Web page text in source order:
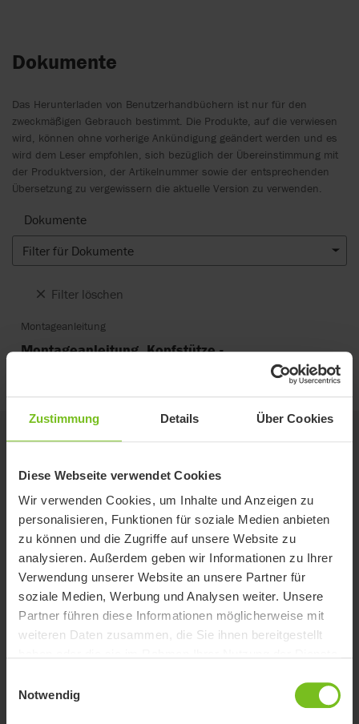
Zustimmung Details Über Cookies
Diese Webseite verwendet Cookies
Wir verwenden Cookies, um Inhalte und Anzeigen zu
personalisieren, Funktionen für soziale Medien anbieten
zu können und die Zugriffe auf unsere Website zu
analysieren. Außerdem geben wir Informationen zu Ihrer
Verwendung unserer Website an unsere Partner für
soziale Medien, Werbung und Analysen weiter. Unsere
Partner führen diese Informationen möglicherweise mit
weiteren Daten zusammen, die Sie ihnen bereitgestellt
Notwendig
Dokumente
Das Herunterladen von Benutzerhandbüchern ist nur für den
zweckmäßigen Gebrauch bestimmt. Die Produkte, auf die verwiesen
wird, können ohne vorherige Ankündigung geändert werden und es
wird dem Leser empfohlen, sich bezüglich der Übereinstimmung mit
der Produktversion, der Artikelnummer sowie der entsprechenden
Übersetzung zu vergewissern die aktuelle Version zu verwenden.
Dokumente
Filter für Dokumente
Filter löschen
Montageanleitung
Montageanleitung, Kopfstütze -
Verwandte Produkte